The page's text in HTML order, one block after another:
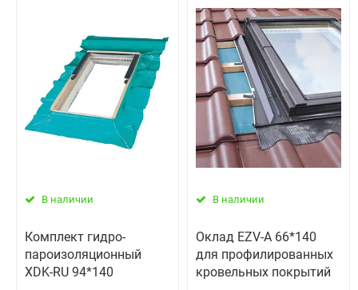
В наличии
Комплект гидро-
пароизоляционный
ХDK-RU 94*140
В наличии
Оклад EZV-А 66*140
для профилированных
кровельных покрытий